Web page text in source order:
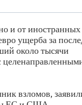
и от иностранных
ущерба за
около тысячи
взломов,